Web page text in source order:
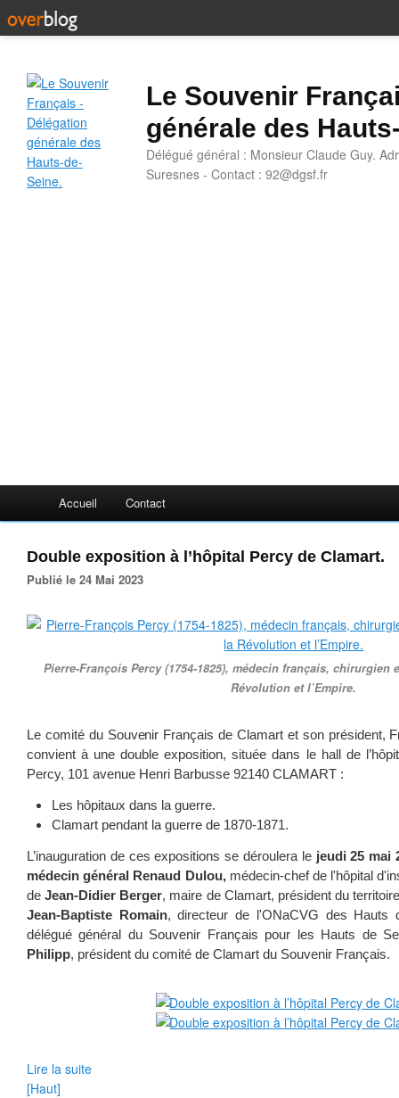
Le Souvenir
générale des
Délégué général : Monsieur Claude Guy.
Suresnes - Contact : 92@dgsf.fr
Accueil Contact
Double exposition à l’hôpital Percy de Clamart.
Publié le 24 Mai 2023
Pierre-François Percy (1754-1825), médecin français, chirurgien
Révolution et l’Empire.
Le comité du Souvenir Français de Clamart et son président,
convient à une double exposition, située dans le hall de
Percy, 101 avenue Henri Barbusse 92140 CLAMART :
Les hôpitaux dans la guerre.
Clamart pendant la guerre de 1870-1871.
L’inauguration de ces expositions se déroulera le jeudi 25 mai
médecin général Renaud Dulou,médecin-chef de l'hôpital
deJean-Didier Berger, maire de Clamart, président du
Jean-Baptiste Romain, directeur de l'ONaCVG des Hauts
délégué général du Souvenir Français pour les Hauts de
Philipp, président du comité de Clamart du Souvenir Français.
Lire la suite
[Haut]